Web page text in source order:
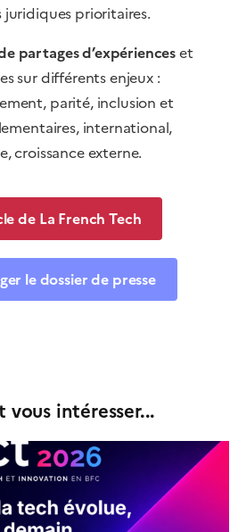
prioritaires.
partages d’expérienceset
sur différents enjeux :
parité, inclusion et
international,
croissance externe.
de La French Tech
le dossier de presse
vous intéresser...